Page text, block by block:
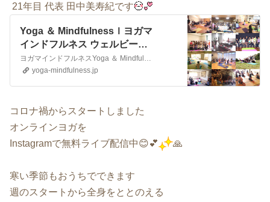
21年目 代表 田中美寿紀です
Yoga ＆ Mindfulnessｌヨガマ
インドフルネス ウェルビーイ
ング 18年目 田中 美寿紀
ヨガマインドフルネスYoga ＆ Mindfulness18年目 田中美寿紀 (MIZUKI TANAKA)平穏な呼吸で身体も心も健やかに幸せに今を生きる【 レギュラークラス 】・東京 台東区 忠綱寺ヨガ教室・東京 足立区 西新井スタジオヨガ教室・埼玉 春日部ヨガ教室・茨城 常総市 極楽寺ヨガ教室・茨城 守谷市 おうちヨガオンラインヨ…
yoga-mindfulness.jp
コロナ禍からスタートしました
オンラインヨガを
Instagramで無料ライブ配信中😊💕
🙏
寒い季節もおうちでできます
週のスタートから全身をととのえる